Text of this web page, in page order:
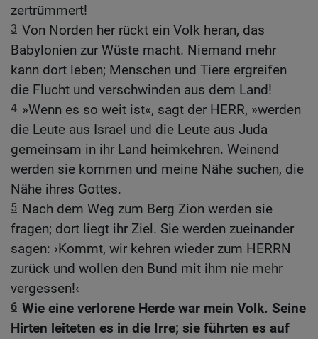
zertrümmert!
3 Von Norden her rückt ein Volk heran, das
Babylonien zur Wüste macht. Niemand mehr
kann dort leben; Menschen und Tiere ergreifen
die Flucht und verschwinden aus dem Land!
4 »Wenn es so weit ist«, sagt der HERR, »werden
die Leute aus Israel und die Leute aus Juda
gemeinsam in ihr Land heimkehren. Weinend
werden sie kommen und meine Nähe suchen, die
Nähe ihres Gottes.
5 Nach dem Weg zum Berg Zion werden sie
fragen; dort liegt ihr Ziel. Sie werden zueinander
sagen: ›Kommt, wir kehren wieder zum HERRN
zurück und wollen den Bund mit ihm nie mehr
vergessen!‹
6 Wie eine verlorene Herde war mein Volk. Seine
Hirten leiteten es in die Irre; sie führten es auf